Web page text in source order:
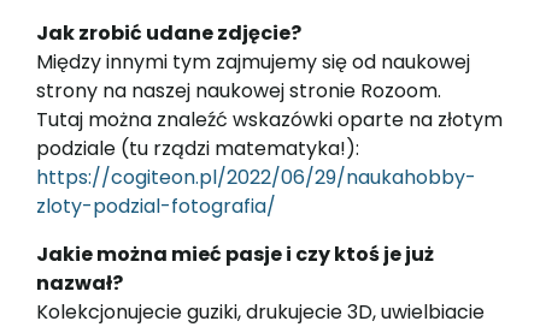
Jak zrobić udane zdjęcie?
Między innymi tym zajmujemy się od naukowej
strony na naszej naukowej stronie Rozoom.
Tutaj można znaleźć wskazówki oparte na złotym
podziale (tu rządzi matematyka!):
https://cogiteon.pl/2022/06/29/naukahobby-
zloty-podzial-fotografia/
Jakie można mieć pasje i czy ktoś je już
nazwał?
Kolekcjonujecie guziki, drukujecie 3D, uwielbiacie